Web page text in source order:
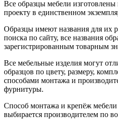
Все образцы мебели
проекту в единственном
Образцы имеют названия для их
поиска по сайту, все названия
зарегистрированным товарным
Все мебельные изделия могут
образцов по цвету, размеру,
способами монтажа и
фурнитуры.
Способ монтажа и крепёж
выбирается производителем по